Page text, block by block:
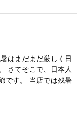
はまだまだ厳しく日
さてそこで、日本人
です。 当店では残暑